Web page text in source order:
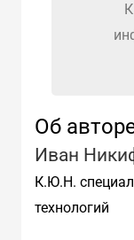
Об
Иван
К.Ю.Н.
технологий